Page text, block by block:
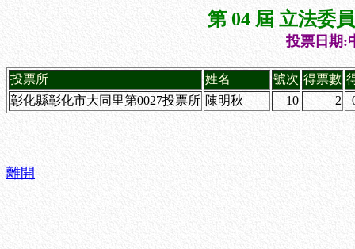
第 04 屆 立法委
投票日期:
投票所 姓名 號次 得票數
彰化縣彰化市大同里第0027投票所 陳明秋 10 2
離開